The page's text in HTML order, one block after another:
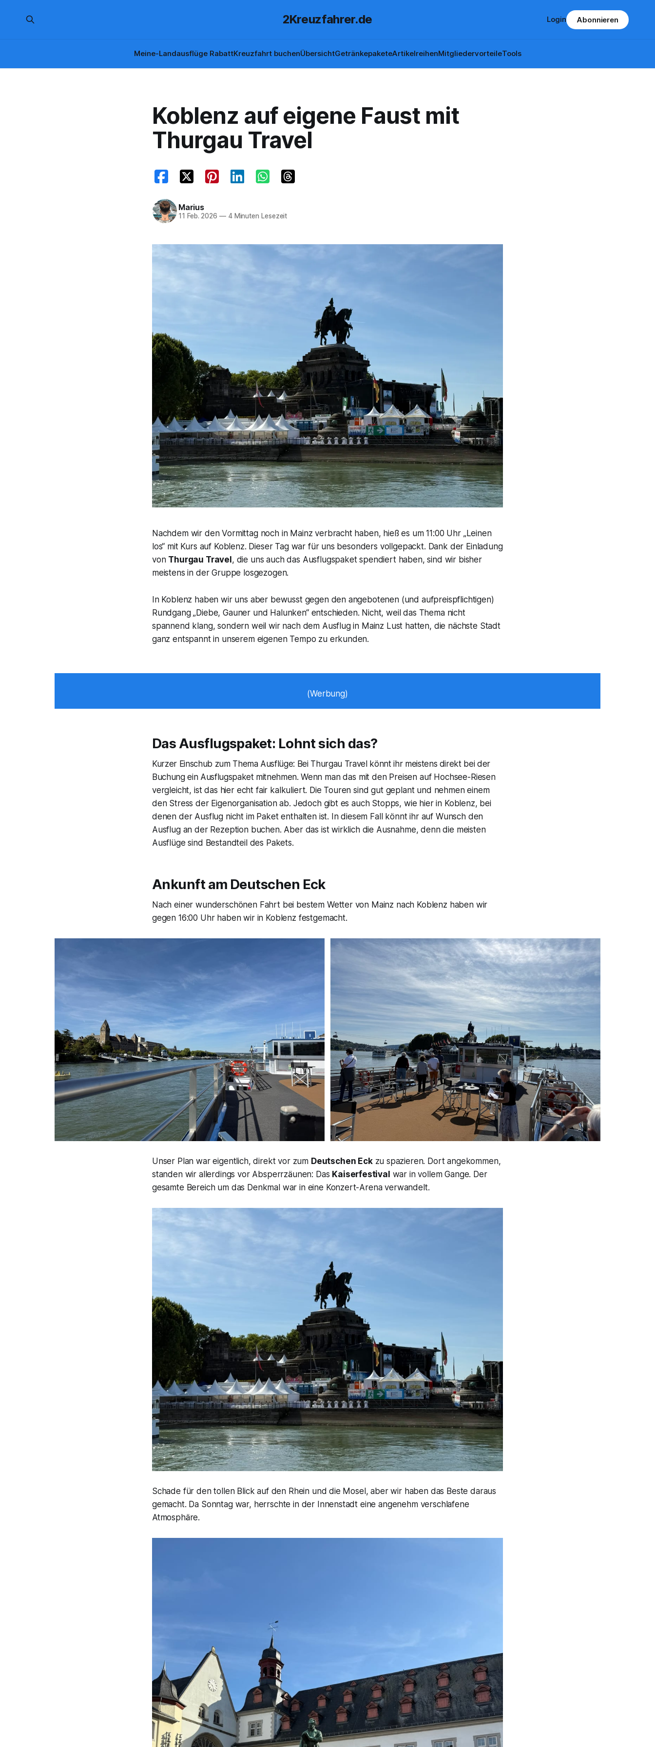
2Kreuzfahrer.de
Meine-Landausflüge RabattKreuzfahrt buchenÜbersichtGetränkepaketeArtikelreihenMitgliedervorteileTools
Login Abonnieren
Koblenz auf eigene Faust mit
Thurgau Travel
Marius
11 Feb. 2026 —4 Minuten Lesezeit
Nachdem wir den Vormittag noch in Mainz verbracht haben, hieß es um 11:00 Uhr „Leinen
los“ mit Kurs auf Koblenz. Dieser Tag war für uns besonders vollgepackt. Dank der Einladung
von Thurgau Travel , die uns auch das Ausflugspaket spendiert haben, sind wir bisher
meistens in der Gruppe losgezogen.
In Koblenz haben wir uns aber bewusst gegen den angebotenen (und aufpreispflichtigen)
Rundgang „Diebe, Gauner und Halunken“ entschieden. Nicht, weil das Thema nicht
spannend klang, sondern weil wir nach dem Ausflug in Mainz Lust hatten, die nächste Stadt
ganz entspannt in unserem eigenen Tempo zu erkunden.
(Werbung)
Das Ausflugspaket: Lohnt sich das?
Kurzer Einschub zum Thema Ausflüge: Bei Thurgau Travel könnt ihr meistens direkt bei der
Buchung ein Ausflugspaket mitnehmen. Wenn man das mit den Preisen auf Hochsee-Riesen
vergleicht, ist das hier echt fair kalkuliert. Die Touren sind gut geplant und nehmen einem
den Stress der Eigenorganisation ab. Jedoch gibt es auch Stopps, wie hier in Koblenz, bei
denen der Ausflug nicht im Paket enthalten ist. In diesem Fall könnt ihr auf Wunsch den
Ausflug an der Rezeption buchen. Aber das ist wirklich die Ausnahme, denn die meisten
Ausflüge sind Bestandteil des Pakets.
Ankunft am Deutschen Eck
Nach einer wunderschönen Fahrt bei bestem Wetter von Mainz nach Koblenz haben wir
gegen 16:00 Uhr haben wir in Koblenz festgemacht.
Unser Plan war eigentlich, direkt vor zum Deutschen Eckzu spazieren. Dort angekommen,
standen wir allerdings vor Absperrzäunen: Das Kaiserfestival war in vollem Gange. Der
gesamte Bereich um das Denkmal war in eine Konzert-Arena verwandelt.
Schade für den tollen Blick auf den Rhein und die Mosel, aber wir haben das Beste daraus
gemacht. Da Sonntag war, herrschte in der Innenstadt eine angenehm verschlafene
Atmosphäre.